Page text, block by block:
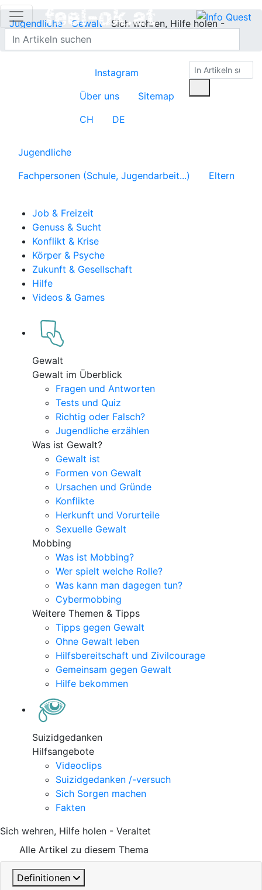
Jugendliche Gewalt
Sich wehren, Hilfe holen -
Veraltet
Instagram
Über uns
Sitemap
CH
DE
Jugendliche
Fachpersonen (Schule, Jugendarbeit...)
Eltern
Job & Freizeit
Genuss & Sucht
Konflikt & Krise
Körper & Psyche
Zukunft & Gesellschaft
Hilfe
Videos & Games
Gewalt
Gewalt im Überblick
Fragen und Antworten
Tests und Quiz
Richtig oder Falsch?
Jugendliche erzählen
Was ist Gewalt?
Gewalt ist
Formen von Gewalt
Ursachen und Gründe
Konflikte
Herkunft und Vorurteile
Sexuelle Gewalt
Mobbing
Was ist Mobbing?
Wer spielt welche Rolle?
Was kann man dagegen tun?
Cybermobbing
Weitere Themen & Tipps
Tipps gegen Gewalt
Ohne Gewalt leben
Hilfsbereitschaft und Zivilcourage
Gemeinsam gegen Gewalt
Hilfe bekommen
Suizidgedanken
Hilfsangebote
Videoclips
Suizidgedanken /-versuch
Sich Sorgen machen
Fakten
Sich wehren, Hilfe holen - Veraltet
Alle Artikel zu diesem Thema
Definitionen